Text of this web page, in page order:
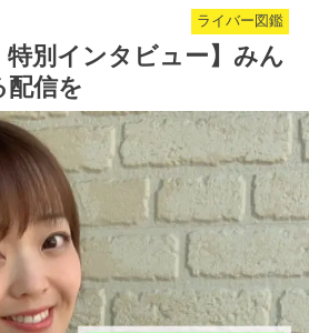
ライバー図鑑
別インタビュー】みん
配信を